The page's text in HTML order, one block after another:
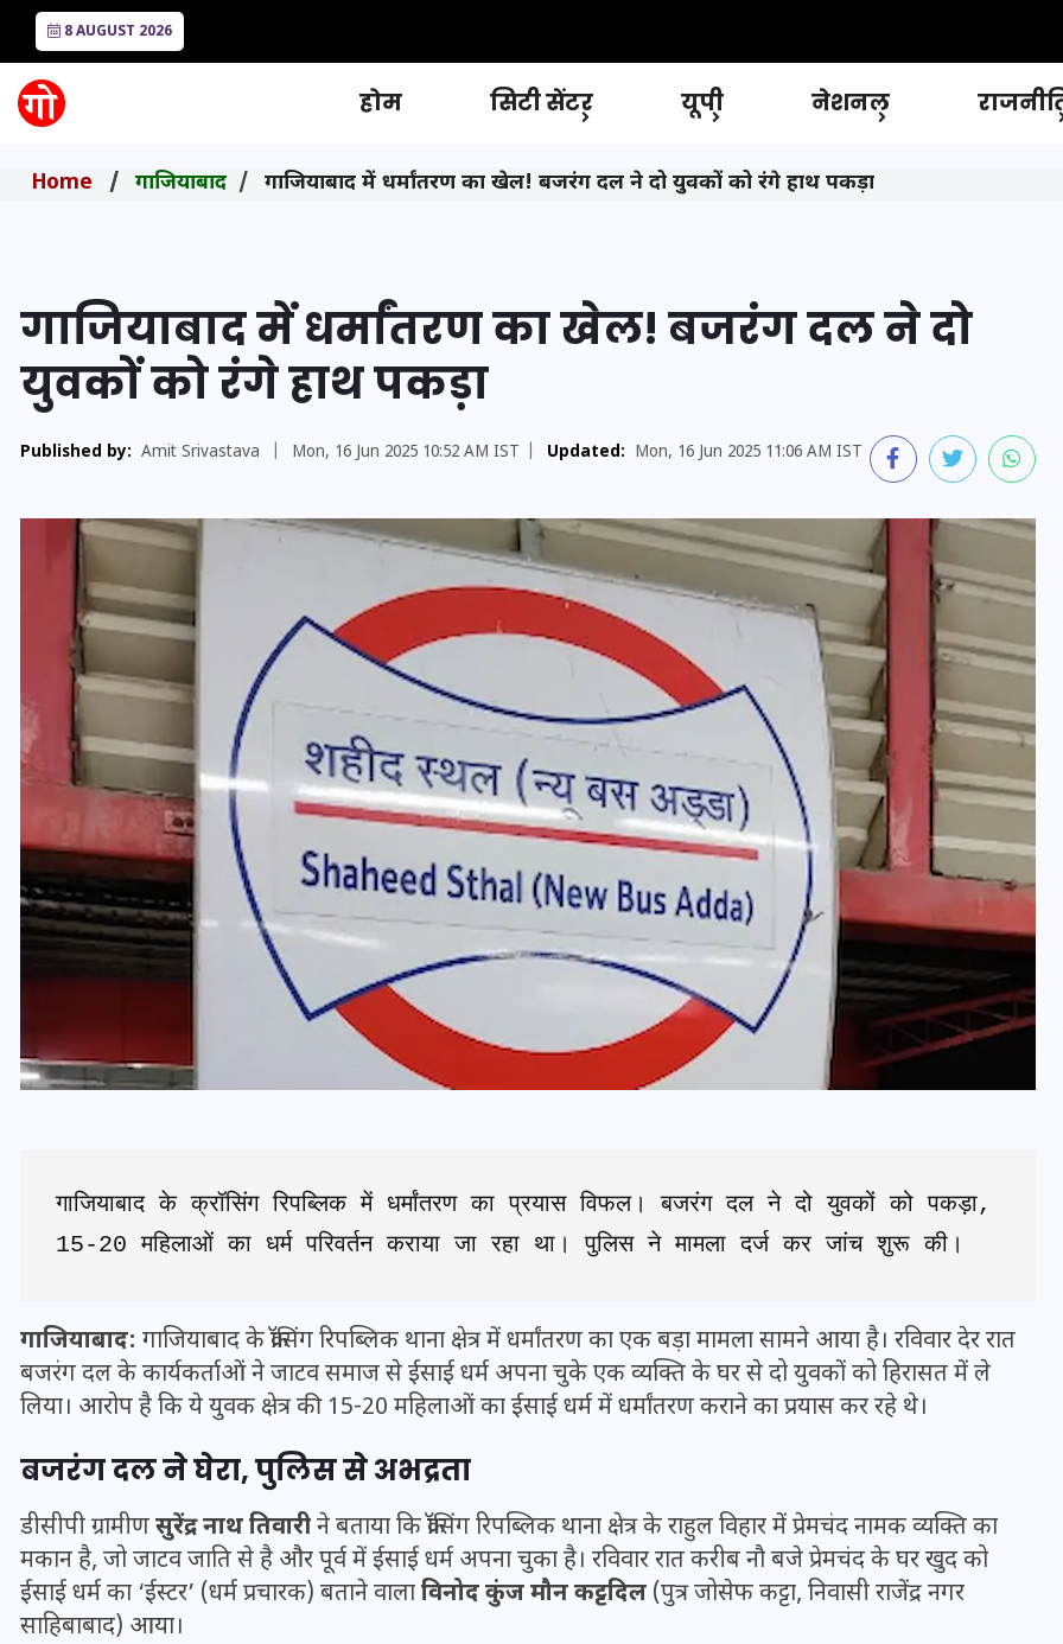
8 AUGUST 2026
होम सिटी सेंटर यूपी नेशनल
Home गाजियाबाद गाजियाबाद में धर्मांतरण का खेल! बजरंग दल ने दो युवकों को रंगे हाथ पकड़ा
गाजियाबाद में धर्मांतरण का खेल! बजरंग दल ने दो
युवकों को रंगे हाथ पकड़ा
Published by: Amit Srivastava Mon, 16 Jun 2025 10:52 AM IST Updated: Mon, 16 Jun 2025 11:06 AM IST
गाजियाबाद के क्रॉसिंग रिपब्लिक में धर्मांतरण का प्रयास विफल। बजरंग दल ने दो युवकों को पकड़ा,
15-20 महिलाओं का धर्म परिवर्तन कराया जा रहा था। पुलिस ने मामला दर्ज कर जांच शुरू की।
गाजियाबाद: गाजियाबाद के क्रॉसिंग रिपब्लिक थाना क्षेत्र में धर्मांतरण का एक बड़ा मामला सामने आया है। रविवार देर रात
बजरंग दल के कार्यकर्ताओं ने जाटव समाज से ईसाई धर्म अपना चुके एक व्यक्ति के घर से दो युवकों को हिरासत में ले
लिया। आरोप है कि ये युवक क्षेत्र की 15-20 महिलाओं का ईसाई धर्म में धर्मांतरण कराने का प्रयास कर रहे थे।
बजरंग दल ने घेरा, पुलिस से अभद्रता
डीसीपी ग्रामीणसुरेंद्र नाथ तिवारीने बताया कि क्रॉसिंग रिपब्लिक थाना क्षेत्र के राहुल विहार में प्रेमचंद नामक व्यक्ति का
मकान है, जो जाटव जाति से है और पूर्व में ईसाई धर्म अपना चुका है। रविवार रात करीब नौ बजे प्रेमचंद के घर खुद को
ईसाई धर्म का ‘ईस्टर’ (धर्म प्रचारक) बताने वालाविनोद कुंज मौन कट्टदिल(पुत्र जोसेफ कट्टा, निवासी राजेंद्र नगर
साहिबाबाद) आया।
यूपी लेखपाल भर्ती: ओबीसी को
मिली बड़ी राहत, 2158 पदों पर
बंपर वैकेंसी, जनरल कोटे में भारी
कटौती
29 दिसम्बर 2025
वोटर लिस्ट पुनरीक्षण कार्यक्रम में
हुआ बदलाव, देखें नई तारीखों की
पूरी लिस्ट
30 दिसम्बर 2025
अड़चन: डेटा सिक्योरिटी और
स्पेक्ट्रम की कीमत पर फंसा पेंच,
आया बड़ा अपडेट
30 दिसम्बर 2025
स्पेक्ट्रम की कीमत पर फंसा पेंच,
आया बड़ा अपडेट
30 दिसम्बर 2025